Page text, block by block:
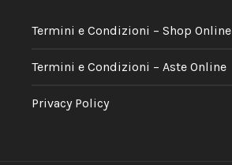
Termini e Condizioni – Shop Online
Termini e Condizioni – Aste Online
Privacy Policy